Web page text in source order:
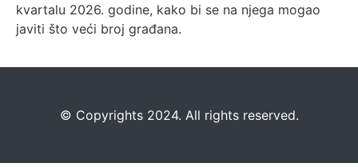
kvartalu 2026. godine, kako bi se na njega mogao
javiti što veći broj građana.
©️ Copyrights 2024. All rights reserved.